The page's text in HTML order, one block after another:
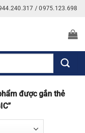
/ 0975.123.698
được gắn thẻ